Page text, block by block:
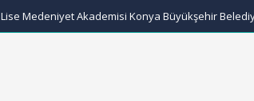
Lise Medeniyet Akademisi Konya Büyükşehir